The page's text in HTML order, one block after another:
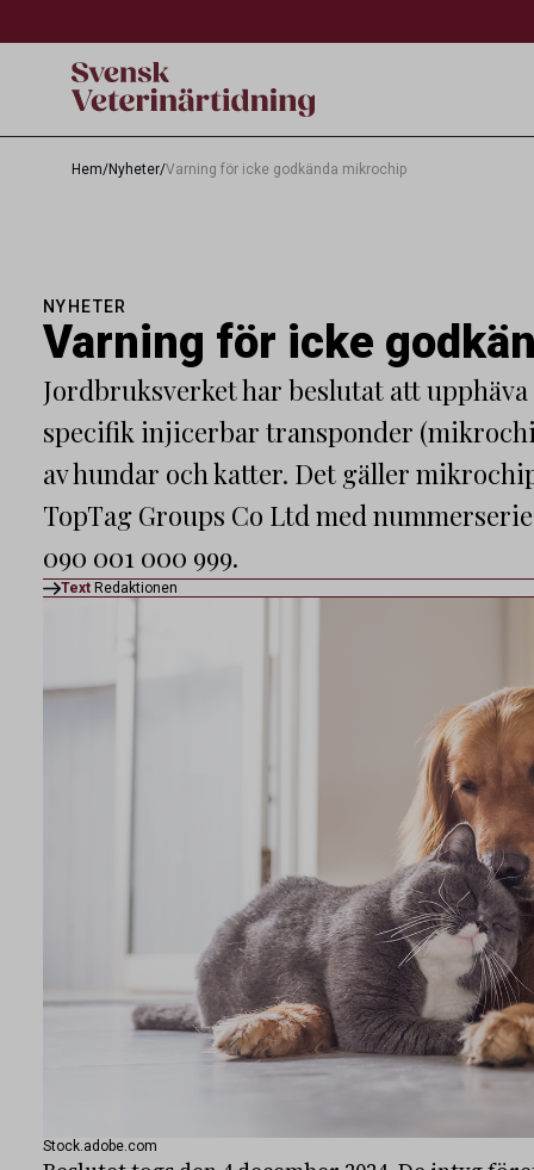
Hem/Nyheter/Varning för icke godkända mikrochip
NYHETER
Varning för icke
Jordbruksverket har beslutat att
specifik injicerbar transponder
av hundar och katter. Det gäller
TopTag Groups Co Ltd med
090 001 000 999.
Text Redaktionen
Stock.adobe.com